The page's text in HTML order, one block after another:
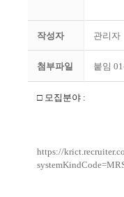
작성자 관리자
첨부파일 붙임
□ 모집분야 :
https://